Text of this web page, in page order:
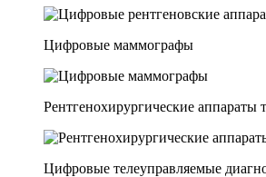
Цифровые маммографы
Рентгенохирургические аппараты
Цифровые телеуправляемые